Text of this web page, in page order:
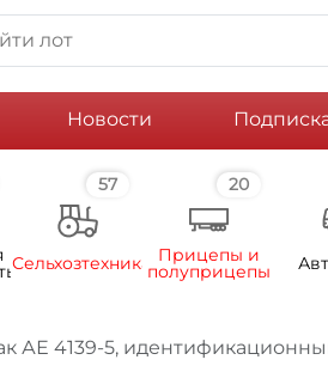
Новости
57
Сельхозтехника
20
Прицепы и
полуприцепы
АЕ 4139-5,